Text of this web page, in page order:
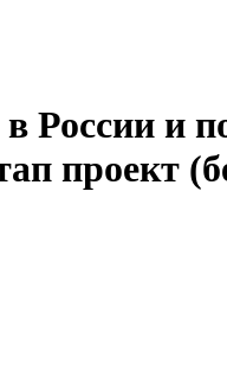
России и
проект